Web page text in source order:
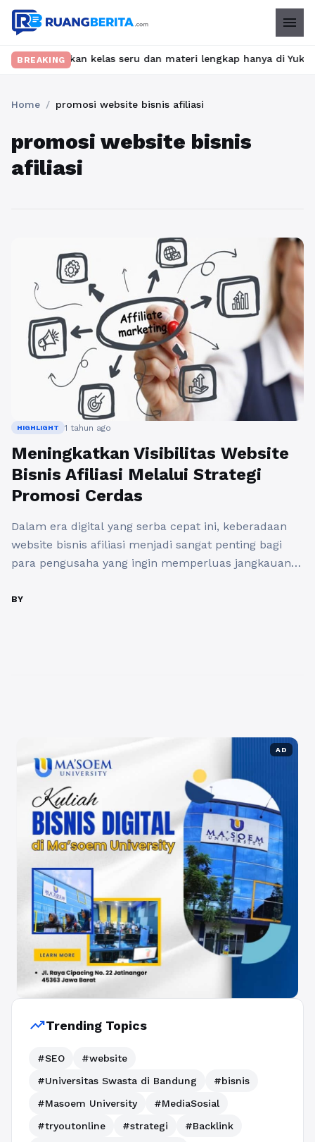
menu
BREAKINGkelas seru dan materi lengkap hanya di
Home / promosi website bisnis afiliasi
promosi website bisnis
afiliasi
HIGHLIGHT 1 tahun ago
Meningkatkan Visibilitas Website
Bisnis Afiliasi Melalui Strategi
Promosi Cerdas
Dalam era digital yang serba cepat ini, keberadaan
website bisnis afiliasi menjadi sangat penting bagi
para pengusaha yang ingin memperluas jangkauan
website tidaklah cukup. Anda perlu melakukan
BY
AD
trending_upTrending Topics
#SEO
#website
#Universitas Swasta di Bandung
#bisnis
#Masoem University
#MediaSosial
#tryoutonline
#strategi
#Backlink